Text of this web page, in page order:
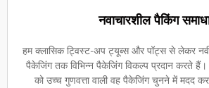
नवाचारशील पैकिंग
हम क्लासिक ट्विस्ट-अप ट्यूब्स और पॉट्स से लेकर
पैकेजिंग तक विभिन्न पैकेजिंग विकल्प प्रदान करते हैं।
को उच्च गुणवत्ता वाली वह पैकेजिंग चुनने में मदद